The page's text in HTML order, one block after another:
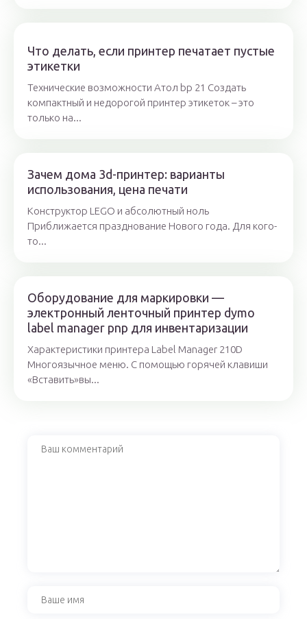
Что делать, если принтер печатает пустые
этикетки
Технические возможности Атол bp 21 Создать
компактный и недорогой принтер этикеток – это
только на...
Зачем дома 3d-принтер: варианты
использования, цена печати
Конструктор LEGO и абсолютный ноль
Приближается празднование Нового года. Для кого-
то...
Оборудование для маркировки —
электронный ленточный принтер dymo
label manager pnp для инвентаризации
Характеристики принтера Label Manager 210D
Многоязычное меню. С помощью горячей клавиши
«Вставить»вы...